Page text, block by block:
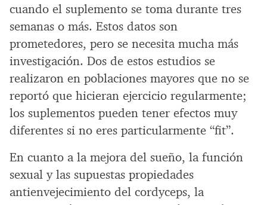
cuando el suplemento se toma durante tres
semanas o más. Estos datos son
prometedores, pero se necesita mucha más
investigación. Dos de estos estudios se
realizaron en poblaciones mayores que no se
reportó que hicieran ejercicio regularmente;
los suplementos pueden tener efectos muy
diferentes si no eres particularmente “fit”.
En cuanto a la mejora del sueño, la función
sexual y las supuestas propiedades
antienvejecimiento del cordyceps, la